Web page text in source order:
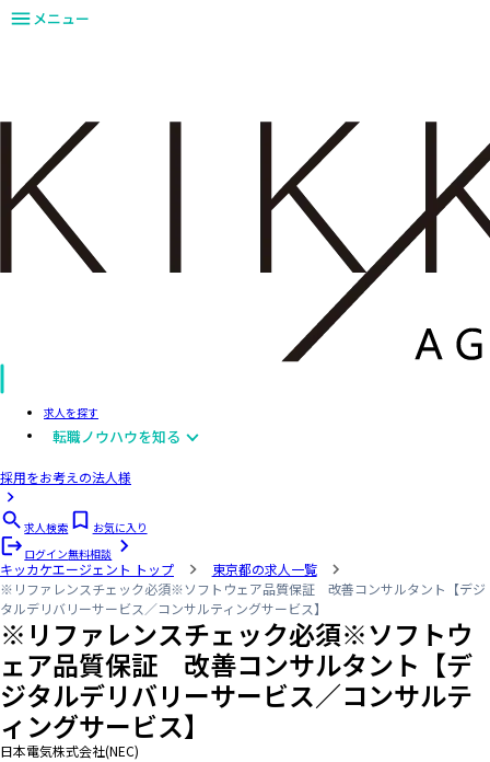
メニュー
求人を探す
転職ノウハウを知る
採用をお考えの法人様
求人検索
お気に入り
ログイン無料相談
キッカケエージェント トップ
東京都の求人一覧
※リファレンスチェック必須※ソフトウェア品質保証 改善コンサルタント【デジ
タルデリバリーサービス／コンサルティングサービス】
※リファレンスチェック必須※ソフトウ
ェア品質保証 改善コンサルタント【デ
ジタルデリバリーサービス／コンサルテ
ィングサービス】
日本電気株式会社(NEC)